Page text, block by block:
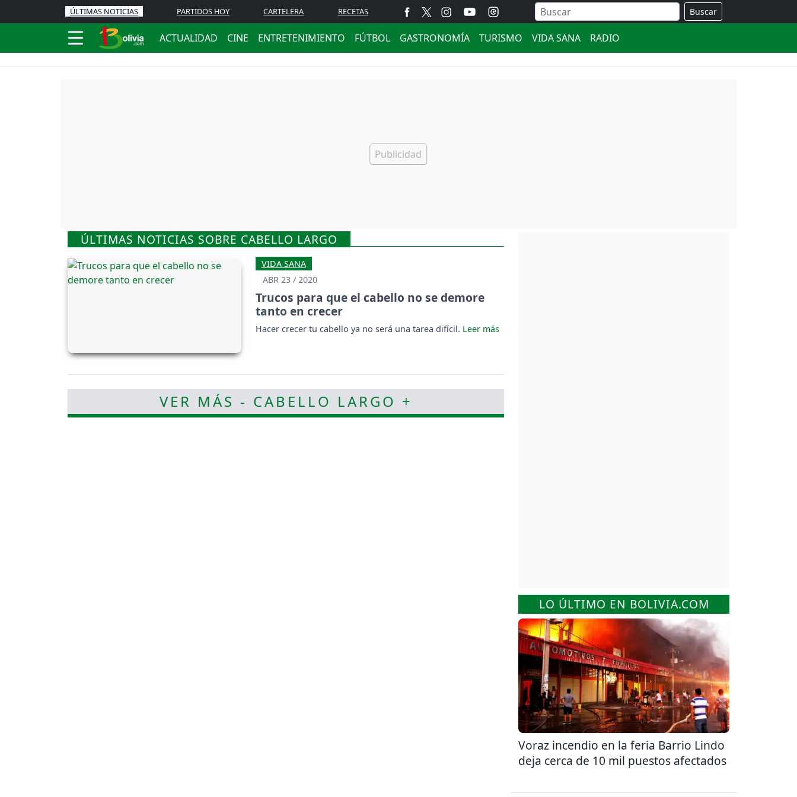
ÚLTIMAS NOTICIAS PARTIDOS HOY CARTELERA RECETAS Buscar
ACTUALIDAD CINE ENTRETENIMIENTO FÚTBOL GASTRONOMÍA TURISMO VIDA SANA RADIO
ÚLTIMAS NOTICIAS SOBRE CABELLO LARGO
VIDA SANA
ABR 23 / 2020
Trucos para que el cabello no se demore
tanto en crecer
Hacer crecer tu cabello ya no será una tarea difícil.
VER MÁS - CABELLO LARGO +
LO ÚLTIMO EN BOLIVIA.COM
Voraz incendio en la feria Barrio Lindo
deja cerca de 10 mil puestos afectados